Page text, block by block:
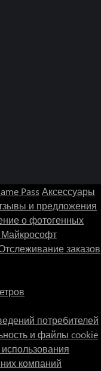
Pass Аксессуары
и предложения
о фотогенных
Майкрософт
заказов
потребителей
и файлы cookie
компаний